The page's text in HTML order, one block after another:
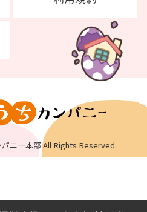
ニー本部 All Rights Reserved.